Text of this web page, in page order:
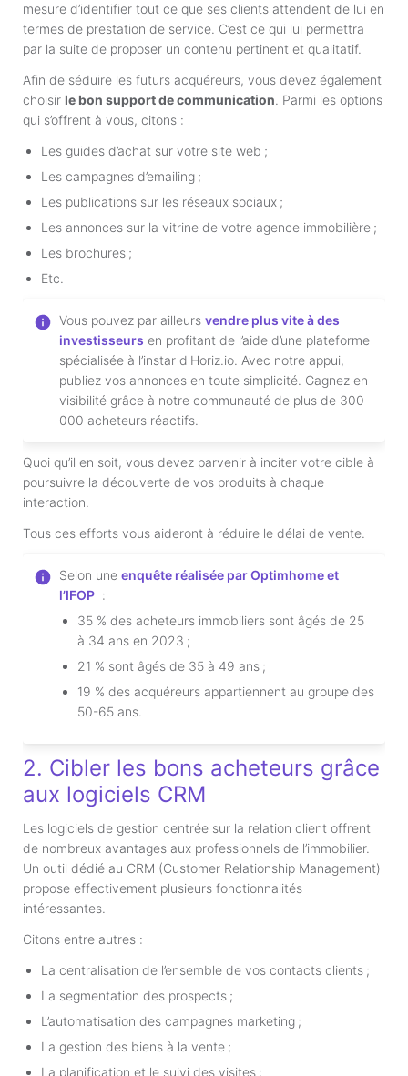
mesure d’identifier tout ce que ses clients attendent de lui en
termes de prestation de service. C’est ce qui lui permettra
par la suite de proposer un contenu pertinent et qualitatif.
Afin de séduire les futurs acquéreurs, vous devez également
choisir le bon support de communication. Parmi les options
qui s’offrent à vous, citons :
Les guides d’achat sur votre site web ;
Les campagnes d’emailing ;
Les publications sur les réseaux sociaux ;
Les annonces sur la vitrine de votre agence immobilière ;
Les brochures ;
Etc.
Vous pouvez par ailleurs vendre plus vite à des
investisseurs en profitant de l’aide d’une plateforme
spécialisée à l’instar d'Horiz.io. Avec notre appui,
publiez vos annonces en toute simplicité. Gagnez en
visibilité grâce à notre communauté de plus de 300
000 acheteurs réactifs.
Quoi qu’il en soit, vous devez parvenir à inciter votre cible à
poursuivre la découverte de vos produits à chaque
interaction.
Tous ces efforts vous aideront à réduire le délai de vente.
Selon une enquête réalisée par Optimhome et
l’IFOP :
35 % des acheteurs immobiliers sont âgés de 25
à 34 ans en 2023 ;
21 % sont âgés de 35 à 49 ans ;
19 % des acquéreurs appartiennent au groupe des
50-65 ans.
2. Cibler les bons acheteurs grâce
aux logiciels CRM
Les logiciels de gestion centrée sur la relation client offrent
de nombreux avantages aux professionnels de l’immobilier.
Un outil dédié au CRM (Customer Relationship Management)
propose effectivement plusieurs fonctionnalités
intéressantes.
Citons entre autres :
La centralisation de l’ensemble de vos contacts clients ;
La segmentation des prospects ;
L’automatisation des campagnes marketing ;
La gestion des biens à la vente ;
La planification et le suivi des visites ;